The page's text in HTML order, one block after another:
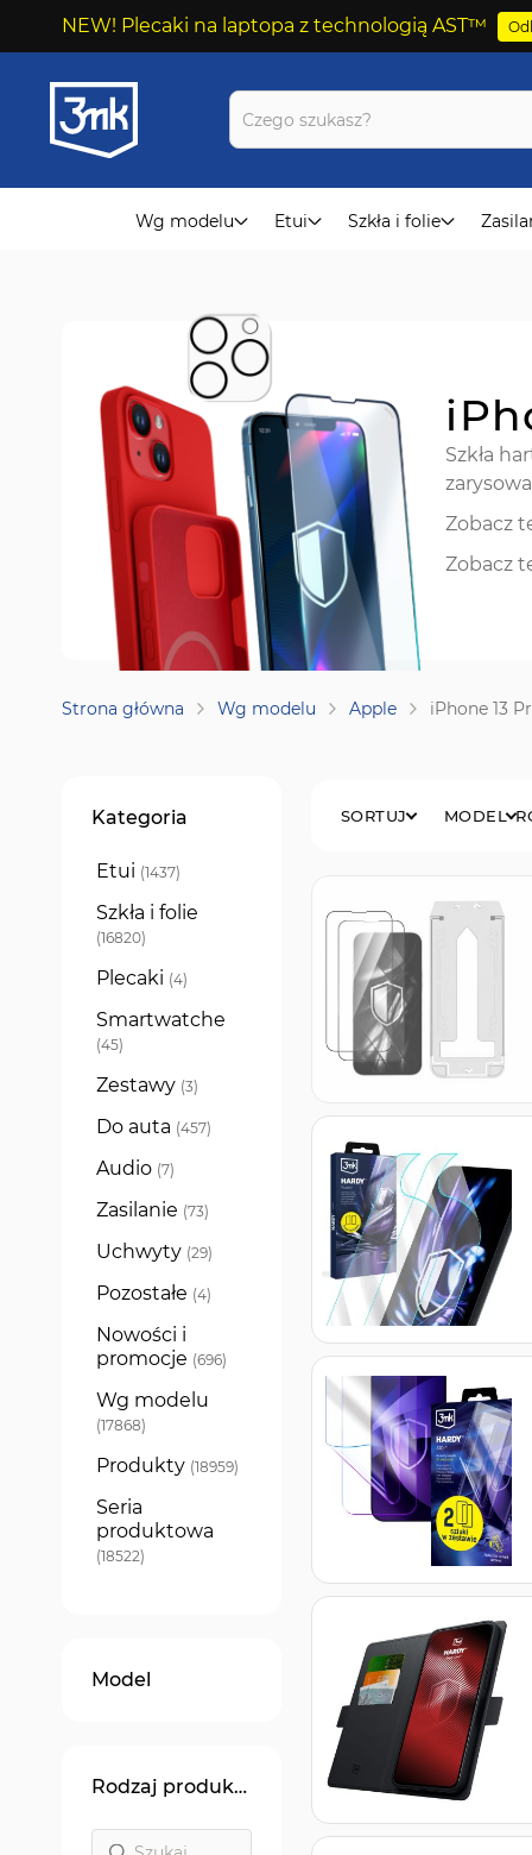
NEW! Plecaki na laptopa z technologią AST™
Przejdź
do
treści
Wg modelu Etui Szkła i folie
Szkła
Zobacz
Zobacz
Strona główna Wg modelu Apple iPhone 13
MODEL
SORTUJ
Kategoria
Etui 1437
produkty
Szkła i folie
16820
produkty
Plecaki 4
produkty
Smartwatche
45
produkty
Zestawy 3
produkty
Do auta 457
produkty
Audio 7
produkty
Zasilanie 73
produkty
Uchwyty 29
produkty
Pozostałe 4
produkty
Nowości i
promocje 696
produkty
Wg modelu
17868
produkty
Produkty 18959
produkty
Seria
produktowa
18522
produkty
Model
Rodzaj produktu